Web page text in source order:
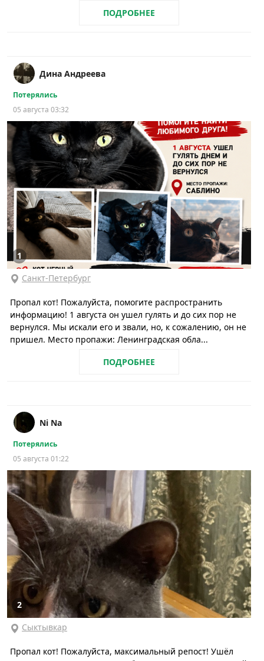
ПОДРОБНЕЕ
Дина Андреева
Потерялись
05 августа 03:32
1
Санкт-Петербург
Пропал кот! Пожалуйста, помогите распространить
информацию! 1 августа он ушел гулять и до сих пор не
вернулся. Мы искали его и звали, но, к сожалению, он не
пришел. Место пропажи: Ленинградская обла...
ПОДРОБНЕЕ
Ni Na
Потерялись
05 августа 01:22
2
Сыктывкар
Пропал кот! Пожалуйста, максимальный репост! Ушёл